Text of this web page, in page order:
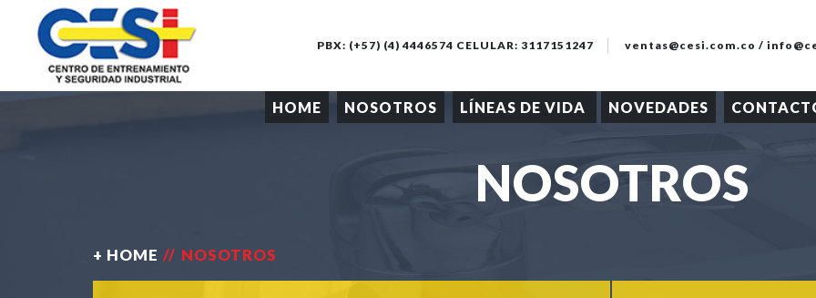
PBX: (+57) (4) 4446574 CELULAR: 3117151247 ventas@cesi.com.co /
HOME NOSOTROS LÍNEAS DE VIDA NOVEDADES
NOSOTROS
+ HOME // NOSOTROS